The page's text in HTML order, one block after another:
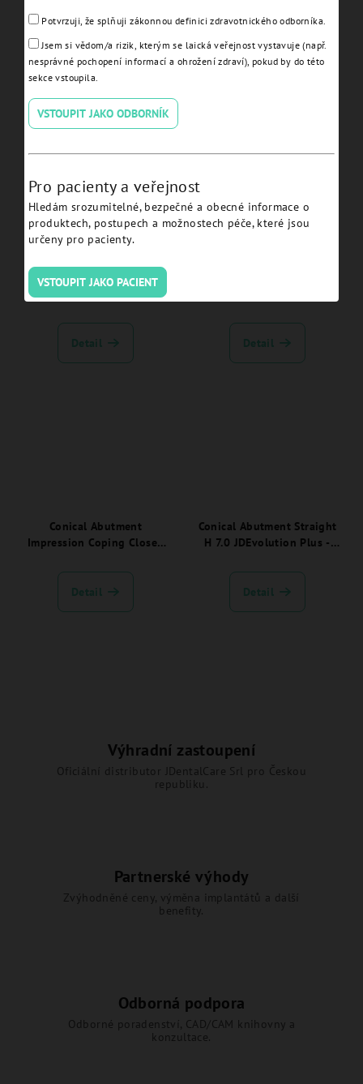
Screw for Angulated
Conical Abutment
JDEvolution Plus - EVCASA:
Wax-Up Abutment Non
Engaging for Conical
Abutment JDEvolution Plus
Prosthetic Screw Conical
Detail
EVCATANEC:
Detail
Conical Abutment
Impression Coping Closed
EVCAICCTC
Detail
Conical Abutment Straight
H 7.0 JDEvolution Plus -
Detail
Výhradní zastoupení
Oficiální distributor JDentalCare Srl pro Českou
republiku.
Partnerské výhody
Zvýhodněné ceny, výměna implantátů a další
benefity.
Odborná podpora
Odborné poradenství, CAD/CAM knihovny a
konzultace.
Potvrzuji, že splňuji zákonnou definici zdravotnického odborníka.
Jsem si vědom/a rizik, kterým se laická veřejnost vystavuje (např.
nesprávné pochopení informací a ohrožení zdraví), pokud by do této
sekce vstoupila.
VSTOUPIT JAKO ODBORNÍK
Pro pacienty a veřejnost
Hledám srozumitelné, bezpečné a obecné informace o
produktech, postupech a možnostech péče, které jsou
určeny pro pacienty.
VSTOUPIT JAKO PACIENT